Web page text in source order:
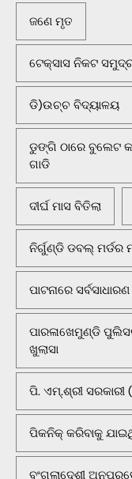
ଜଣେ ମୃତ
ଟେକ୍ସାସ ନିକଟ
ଡି)ଉଚ୍ଚ ବିଦ୍ୟାଳୟ
ଡୁଙ୍ଗି ଠାରେ ବୁଲେଟ
ଗାଡି
ଦୀର୍ଘ ମାସ ବିତିଲା
ନିର୍ଗୁଣ୍ଡି ଡବଲ୍ ମର୍ଡର
ପାଟନାରେ
ପାରଳାଖେମୁଣ୍ଡି
ଖୁଲାସା
ପି. ଏମ୍.ଶ୍ରୀ ସରକାରୀ
ପିକନିକ୍‌ କରିବାକୁ
ବଂଗଲାଦେଶୀ